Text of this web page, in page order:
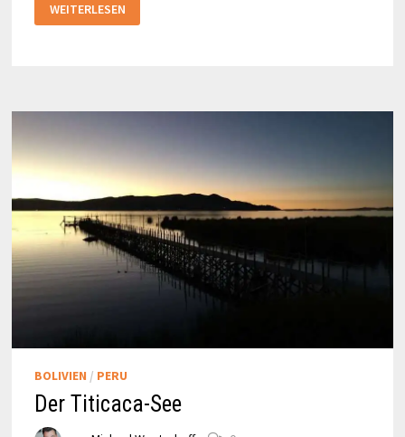
10
ORIGINELLSTEN
WEITERLESEN
BOLIVIEN / PERU
Der Titicaca-See